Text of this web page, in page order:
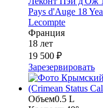
Pays d'Auge 18
Lecompte
Франция
18 лет
19 500 ₽
Зарезервировать
Объем0.5 L